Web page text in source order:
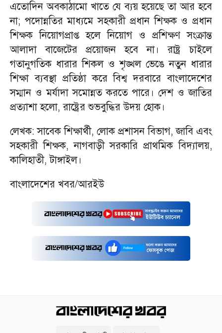
এতোদিন অবকাঠামো খাতে যে ব্যয় হয়েছে তা আর হবে
না; পদোন্নতির মাধ্যমে সহকারী প্রধান শিক্ষক ও প্রধান
শিক্ষক নিয়োগপ্রাপ্ত হলে নিয়োগ ও প্রশিক্ষণ সংক্রান্ত
আলাদা বাজেটের প্রয়োজন হবে না। রাষ্ট্র চাইলে
গতানুগতিক ধারার শিকল ও শৃঙ্খল ভেঙে নতুন ধারার
শিক্ষা ব্যবস্থা প্রতিষ্ঠা করে বিশ্ব দরবারে বাংলাদেশের
সম্মান ও মর্যাদা সমোন্নত করতে পারে। দেশ ও জাতির
প্রত্যাশা হলো, রাষ্ট্রের শুভবুদ্ধির উদয় হোক।
লেখক: সাবেক শিক্ষার্থী, লোক প্রশাসন বিভাগ, জাবি এবং
সহকারী শিক্ষক, নাগবাড়ী সরকারি প্রাথমিক বিদ্যালয়,
কালিহাতী, টাঙ্গাইল।
বাংলাদেশের খবর/আরইউ